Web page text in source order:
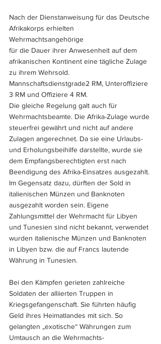
Nach der Dienstanweisung für das Deutsche
Afrikakorps erhielten
Wehrmachtsangehörige
für die Dauer ihrer Anwesenheit auf dem
afrikanischen Kontinent eine tägliche Zulage
zu ihrem Wehrsold.
Mannschaftsdienstgrade2 RM, Unteroffiziere
3 RM und Offiziere 4 RM.
Die gleiche Regelung galt auch für
Wehrmachtsbeamte. Die Afrika-Zulage wurde
steuerfrei gewährt und nicht auf andere
Zulagen angerechnet. Da sie eine Urlaubs-
und Erholungsbeihilfe darstellte, wurde sie
dem Empfangsberechtigten erst nach
Beendigung des Afrika-Einsatzes ausgezahlt.
Im Gegensatz dazu, dürften der Sold in
italienischen Münzen und Banknoten
ausgezahlt worden sein. Eigene
Zahlungsmittel der Wehrmacht für Libyen
und Tunesien sind nicht bekannt, verwendet
wurden italienische Münzen und Banknoten
in Libyen bzw. die auf Francs lautende
Währung in Tunesien.
Bei den Kämpfen gerieten zahlreiche
Soldaten der alliierten Truppen in
Kriegsgefangenschaft. Sie führten häufig
Geld ihres Heimatlandes mit sich. So
gelangten „exotische“ Währungen zum
Umtausch an die Wehrmachts-